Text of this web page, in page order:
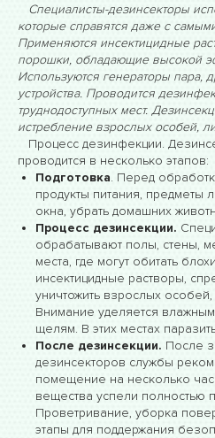
Специалисты-дезинсекторы
которые справятся даже с
Применяются инсектицидные
порошки, обладающие высокой
Используются генераторы пара,
устройства. Проводится
труднодоступных мест.
истребление взрослых особей,
Процесс дезинфекции.
проводится в несколько этапов:
Подготовка. Перед
продукты питания, предметы
окна, убрать домашних
Процесс дезинсекции.
обрабатывают полы, стены,
места, где могут обитать
инсектицидные растворы,
уничтожить взрослых
Внимание уделяется
щелям. В этих местах
После дезинсекции. После
дезинсекторов службы
помещение на несколько
вещества успели полностью
Проветривание, уборка
этапы для поддержания